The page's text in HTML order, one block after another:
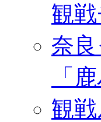
観
奈
「
観